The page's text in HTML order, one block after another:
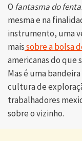
O fantasma do
mesma e na
instrumento, uma
maissobre a bolsa
americanas do que
Mas é uma
cultura de
trabalhadores
sobre o vizinho.